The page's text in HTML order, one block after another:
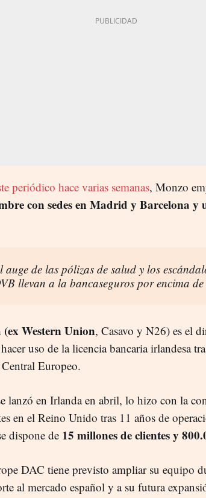
periódico hace varias semanas, Monzo
con sedes en Madrid y Barcelona y
auge de las pólizas de salud y los
llevan a la bancaseguros por encima
Western Union, Casavo y N26) es el
uso de la licencia bancaria irlandesa
Europeo.
lanzó en Irlanda en abril, lo hizo con la
en el Reino Unido tras 11 años de
dispone de 15 millones de clientes y
DAC tiene previsto ampliar su equipo
al mercado español y a su futura